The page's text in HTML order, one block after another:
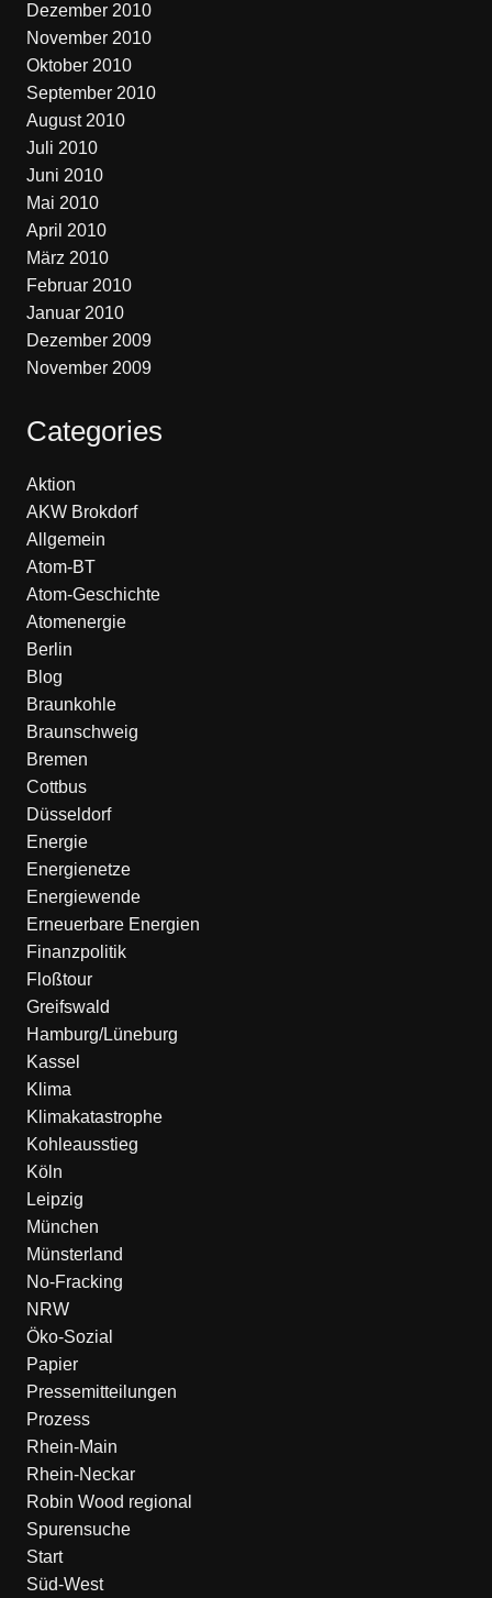
Dezember 2010
November 2010
Oktober 2010
September 2010
August 2010
Juli 2010
Juni 2010
Mai 2010
April 2010
März 2010
Februar 2010
Januar 2010
Dezember 2009
November 2009
Categories
Aktion
AKW Brokdorf
Allgemein
Atom-BT
Atom-Geschichte
Atomenergie
Berlin
Blog
Braunkohle
Braunschweig
Bremen
Cottbus
Düsseldorf
Energie
Energienetze
Energiewende
Erneuerbare Energien
Finanzpolitik
Floßtour
Greifswald
Hamburg/Lüneburg
Kassel
Klima
Klimakatastrophe
Kohleausstieg
Köln
Leipzig
München
Münsterland
No-Fracking
NRW
Öko-Sozial
Papier
Pressemitteilungen
Prozess
Rhein-Main
Rhein-Neckar
Robin Wood regional
Spurensuche
Start
Süd-West